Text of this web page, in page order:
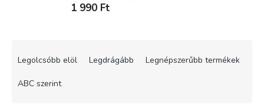
1 990 Ft
m
Legolcsóbb elöl Legdrágább Legnépszerűbb termékek
ABC szerint